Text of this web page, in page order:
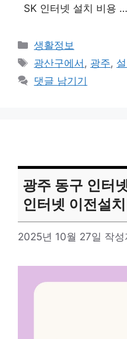
SK 인터넷 설치 비용 …
카
테
리
생활정보
태
그
광산구에서 , 광주,
댓글 남기기
광주 동구 인터
인터넷 이전설
2025년 10월 27일 작성